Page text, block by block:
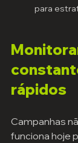
para
rápidos
Campanhas
funciona hoje